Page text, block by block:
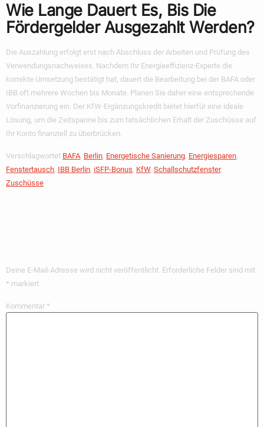
Wie Lange Dauert Es, Bis Die
Fördergelder Ausgezahlt Werden?
Die Auszahlung erfolgt erst nach Abschluss der Arbeiten und Prüfung des
Verwendungsnachweises. Nachdem Ihr Energieeffizienz-Experte die
korrekte Umsetzung bestätigt hat, dauert die Bearbeitung bei der BAFA oder
IBB oft mehrere Wochen bis Monate. Planen Sie daher eine entsprechende
Vorfinanzierung ein. Der KfW-Ergänzungskredit bietet hierfür eine ideale
Lösung, um die Zeitspanne bis zum tatsächlichen Erhalt der Zuschüsse auf
Ihr Konto finanziell zu überbrücken.
Verschlagwortet BAFA Berlin Energetische Sanierung Energiesparen
Fenstertausch IBB Berlin iSFP-Bonus KfW, Schallschutzfenster,
Zuschüsse
Deine E-Mail-Adresse wird nicht veröffentlicht. Erforderliche Felder sind mit
* markiert
Kommentar *